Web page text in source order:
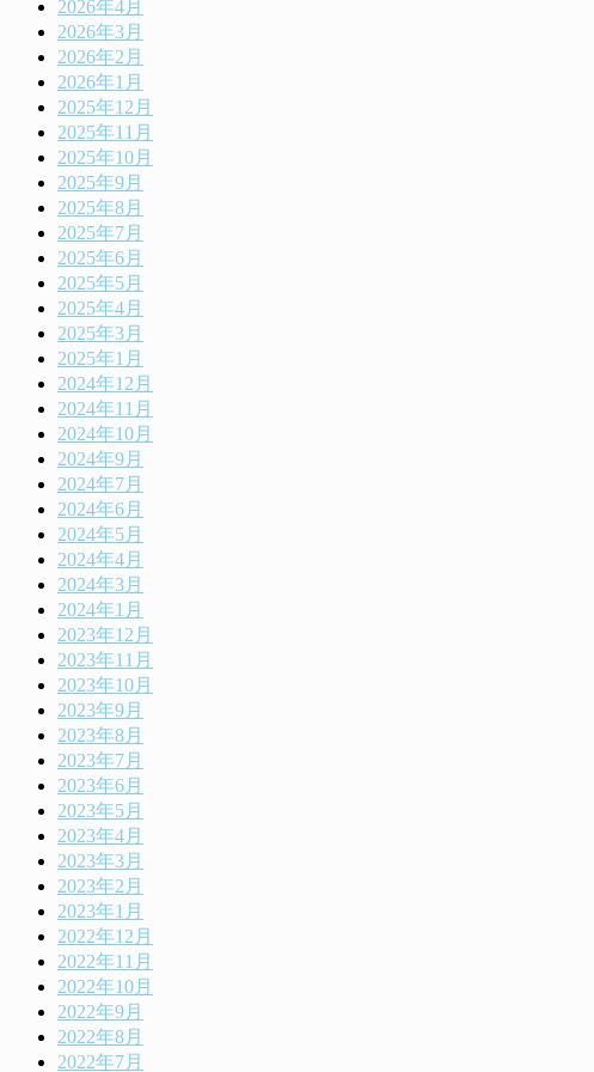
2026年4月
2026年3月
2026年2月
2026年1月
2025年12月
2025年11月
2025年10月
2025年9月
2025年8月
2025年7月
2025年6月
2025年5月
2025年4月
2025年3月
2025年1月
2024年12月
2024年11月
2024年10月
2024年9月
2024年7月
2024年6月
2024年5月
2024年4月
2024年3月
2024年1月
2023年12月
2023年11月
2023年10月
2023年9月
2023年8月
2023年7月
2023年6月
2023年5月
2023年4月
2023年3月
2023年2月
2023年1月
2022年12月
2022年11月
2022年10月
2022年9月
2022年8月
2022年7月